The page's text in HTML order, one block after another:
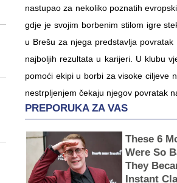
nastupao za nekoliko poznatih
gdje je svojim borbenim stilom igre
u Brešu za njega predstavlja
najboljih rezultata u karijeri. U klubu
pomoći ekipi u borbi za visoke ciljeve
nestrpljenjem čekaju njegov povratak